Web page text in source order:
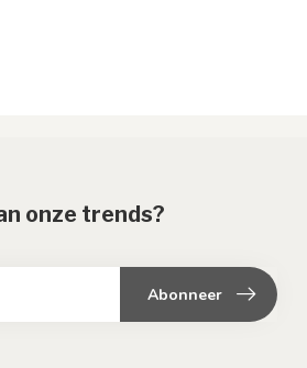
onze trends?
Abonneer